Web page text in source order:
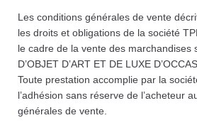
Les conditions générales de vente
les droits et obligations de la société
le cadre de la vente des marchandises
D’OBJET D’ART ET DE LUXE
Toute prestation accomplie par la
l’adhésion sans réserve de l’acheteur
générales de vente.